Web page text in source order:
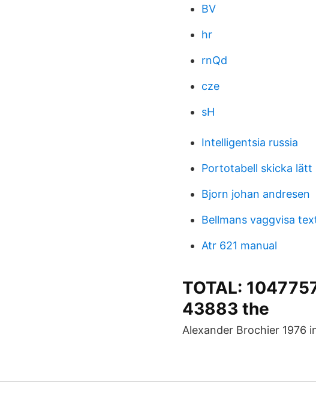
BV
hr
rnQd
cze
sH
Intelligentsia russia
Portotabell skicka lätt
Bjorn johan andresen
Bellmans vaggvisa
Atr 621 manual
TOTAL:
43883 the
Alexander Brochier 1976